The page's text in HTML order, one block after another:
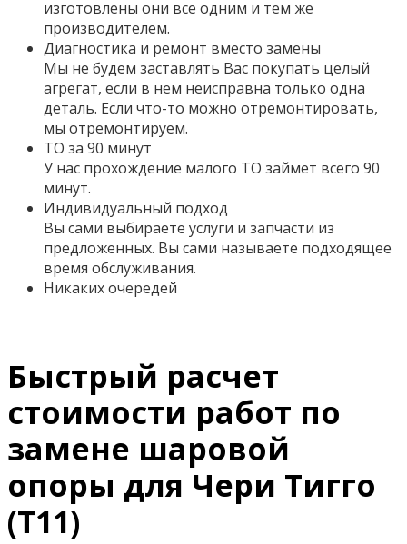
изготовлены они все одним и тем же
производителем.
Диагностика и ремонт вместо замены
Мы не будем заставлять Вас покупать целый
агрегат, если в нем неисправна только одна
деталь. Если что-то можно отремонтировать,
мы отремонтируем.
ТО за 90 минут
У нас прохождение малого ТО займет всего 90
минут.
Индивидуальный подход
Вы сами выбираете услуги и запчасти из
предложенных. Вы сами называете подходящее
время обслуживания.
Никаких очередей
Быстрый расчет
стоимости работ по
замене шаровой
опоры для Чери Тигго
(Т11)